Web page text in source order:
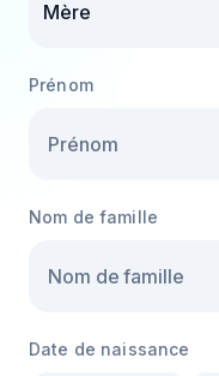
Mère
Prénom
Nom de famille
Date de naissance